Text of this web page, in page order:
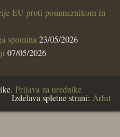
EU proti posameznikom in
spomina 23/05/2026
07/05/2026
Prijava za urednike
Izdelava spletne strani: Arhit